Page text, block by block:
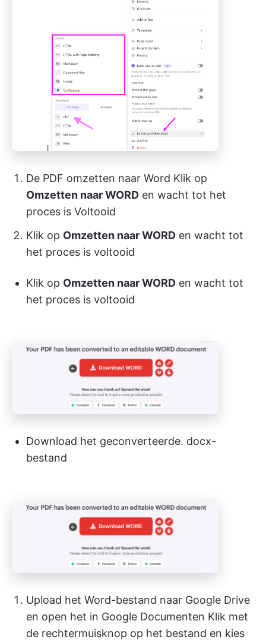
De PDF omzetten naar Word Klik op
Omzetten naar WORD en wacht tot het
proces is Voltooid
Klik op Omzetten naar WORD en wacht tot
het proces is voltooid
Klik op Omzetten naar WORD en wacht tot
het proces is voltooid
Download het geconverteerde. docx-
bestand
Upload het Word-bestand naar Google Drive
en open het in Google Documenten Klik met
de rechtermuisknop op het bestand en kies